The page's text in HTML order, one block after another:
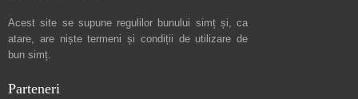
Acest site se supune regulilor bunului simț și, ca
atare, are niștetermeni și condiții de utilizare de
bun simț.
Parteneri